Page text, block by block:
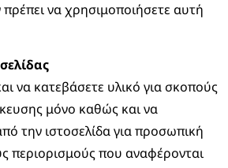
να χρησιμοποιήσετε αυτή
να κατεβάσετε υλικό για σκοπούς
μόνο καθώς και να
την ιστοσελίδα για προσωπική
περιορισμούς που αναφέρονται